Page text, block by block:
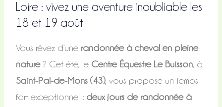
Loire : vivez une aventure inoubliable les
18 et 19 août
Vous rêvez d’une randonnée à cheval en pleine
nature? Cet été, le Centre Équestre Le Buisson , à
Saint-Pal-de-Mons (43), vous propose un temps
fort exceptionnel : deux jours de randonnée à